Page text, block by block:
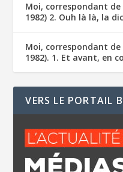
Moi, correspondant de
1982) 2. Ouh là là, la
Moi, correspondant de
1982). 1. Et avant, en
VERS LE PORTAIL